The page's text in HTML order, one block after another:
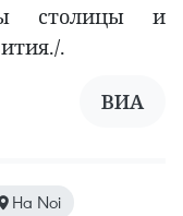
столицы и
.
ВИА
Ha Noi